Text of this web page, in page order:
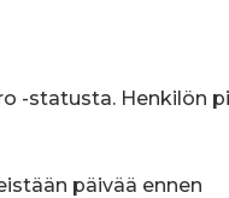
-statusta. Henkilön
päivää ennen